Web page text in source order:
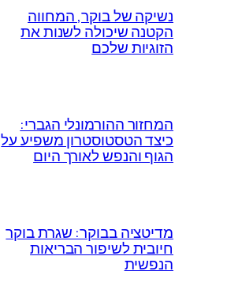
נשיקה של בוקר, המחווה
הקטנה שיכולה לשנות את
הזוגיות שלכם
המחזור ההורמונלי הגברי:
כיצד הטסטוסטרון משפיע על
הגוף והנפש לאורך היום
מדיטציה בבוקר: שגרת בוקר
חיובית לשיפור הבריאות
הנפשית